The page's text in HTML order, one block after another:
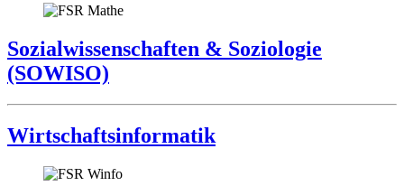
Sozialwissenschaften & Soziologie
(SOWISO)
Wirtschaftsinformatik